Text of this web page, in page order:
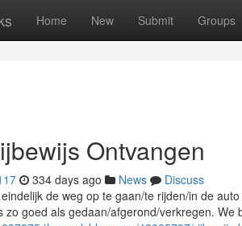
Home New Submit Groups
Ontvangen
334 days ago News
Discuss
de weg op te gaan/te rijden/in de
zo goed als gedaan/afgerond/verkregen. We